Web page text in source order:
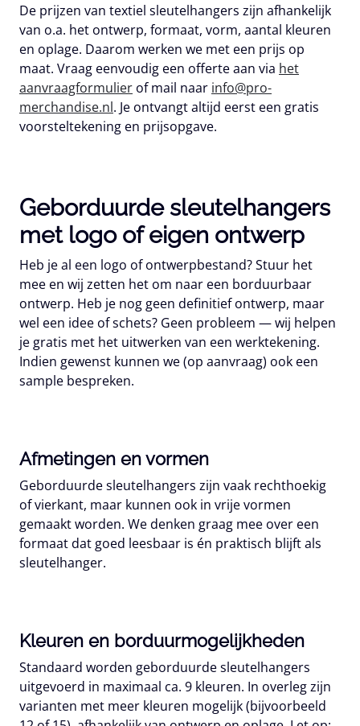
De prijzen van textiel sleutelhangers zijn afhankelijk
van o.a. het ontwerp, formaat, vorm, aantal kleuren
en oplage. Daarom werken we met een prijs op
maat. Vraag eenvoudig een offerte aan via het
aanvraagformulier of mail naar info@pro-
merchandise.nl. Je ontvangt altijd eerst een gratis
voorsteltekening en prijsopgave.
Geborduurde sleutelhangers
met logo of eigen ontwerp
Heb je al een logo of ontwerpbestand? Stuur het
mee en wij zetten het om naar een borduurbaar
ontwerp. Heb je nog geen definitief ontwerp, maar
wel een idee of schets? Geen probleem — wij helpen
je gratis met het uitwerken van een werktekening.
Indien gewenst kunnen we (op aanvraag) ook een
sample bespreken.
Afmetingen en vormen
Geborduurde sleutelhangers zijn vaak rechthoekig
of vierkant, maar kunnen ook in vrije vormen
gemaakt worden. We denken graag mee over een
formaat dat goed leesbaar is én praktisch blijft als
sleutelhanger.
Kleuren en borduurmogelijkheden
Standaard worden geborduurde sleutelhangers
uitgevoerd in maximaal ca. 9 kleuren. In overleg zijn
varianten met meer kleuren mogelijk (bijvoorbeeld